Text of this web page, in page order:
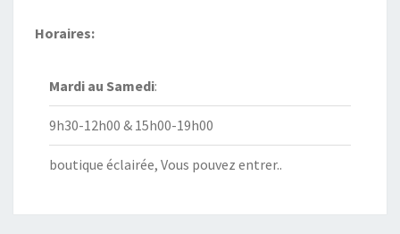
Horaires:
Mardi au Samedi:
9h30-12h00 & 15h00-19h00
boutique éclairée, Vous pouvez entrer..